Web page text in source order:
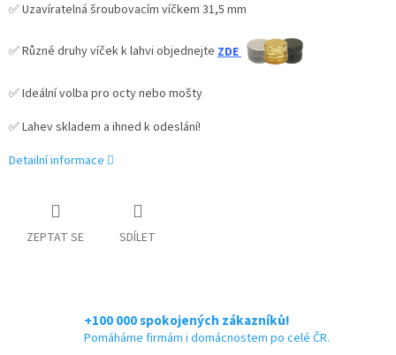
✅ Uzavíratelná šroubovacím víčkem 31,5 mm
✅ Různé druhy víček k lahvi objednejte ZDE
✅ Ideální volba pro octy nebo mošty
✅ Lahev skladem a ihned k odeslání!
Detailní informace
ZEPTAT SE SDÍLET
+100 000 spokojených zákazníků!
Pomáháme firmám i domácnostem po celé ČR.